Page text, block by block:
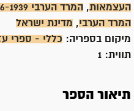
העצמאות, המרד הערבי 1936-1939
המרד הערבי, מדינת ישראל
מיקום בספריה: כללי - ספרי
תווית: 1
תיאור הספר